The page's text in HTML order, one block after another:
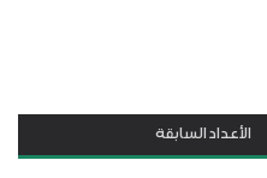
الأعداد السابقة